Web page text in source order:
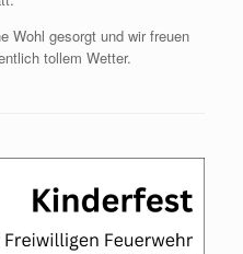
Wohl gesorgt und wir freuen
tollem Wetter.